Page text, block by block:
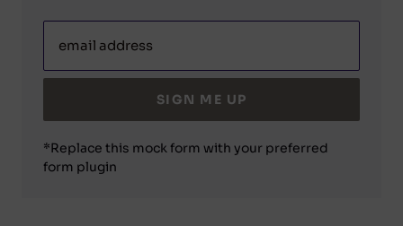
email address
SIGN ME UP
*Replace this mock form with your preferred
form plugin